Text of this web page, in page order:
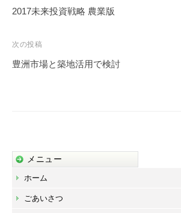
稿
ビ
ゲ
2017未来投資戦略 農業版
次の投稿
豊洲市場と築地活用で検討
メニュー
ホーム
ごあいさつ